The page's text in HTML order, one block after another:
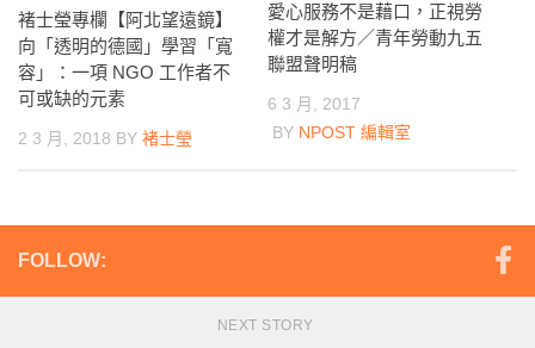
褚士瑩專欄【阿北望遠鏡】
向「透明的德國」學習「寬
容」：一項 NGO 工作者不
可或缺的元素
2 3 月, 2018 BY 褚士瑩
愛心服務不是藉口，正視勞
權才是解方／青年勞動九五
聯盟聲明稿
6 3 月, 2017
BY NPOST 編輯室
FOLLOW:
NEXT STORY